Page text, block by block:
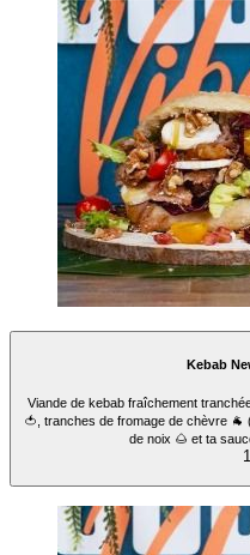
Kebab
Viande de kebab fraîchement
🍅, tranches de fromage de chèvre 🐐
de noix 🌰 et ta